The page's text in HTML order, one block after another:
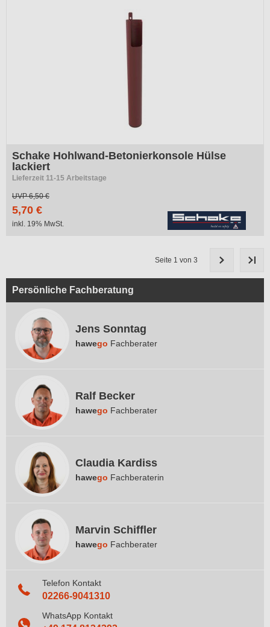
Persönliche Fachberatung
Jens Sonntag
hawego Fachberater
Ralf Becker
hawego Fachberater
Claudia Kardiss
hawego Fachberaterin
Marvin Schiffler
hawego Fachberater
Telefon Kontakt
02266-9041310
WhatsApp Kontakt
Schake Hohlwand-Betonierkonsole Hülse
lackiert
Lieferzeit 11-15 Arbeitstage
UVP6,50 €
5,70 €
inkl. 19% MwSt.
Seite 1 von 3